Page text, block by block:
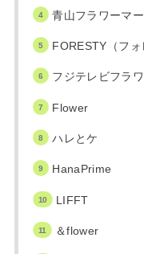
青山フラワーマ
FORESTY（フォ
フジテレビフラ
Flower
ハレとケ
HanaPrime
LIFFT
＆flower